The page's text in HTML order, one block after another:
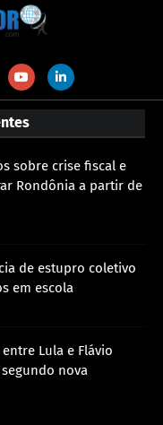
sobre crise fiscal e
Rondônia a partir de
de estupro coletivo
em escola
Lula e Flávio
nova